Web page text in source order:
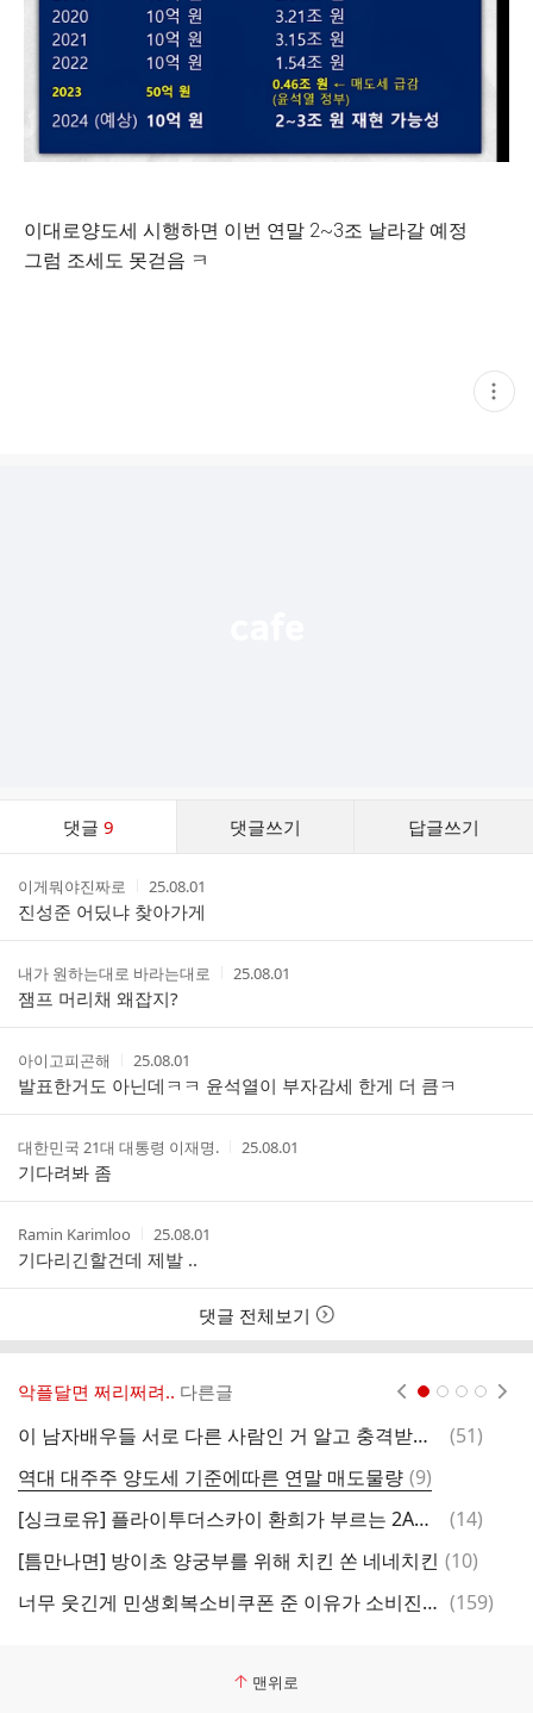
이대로양도세 시행하면 이번 연말 2~3조 날라갈 예정
그럼 조세도 못걷음 ㅋ
현
재
댓글 9 댓글쓰기 답글쓰기
스
작
성
자
이게뭐야진짜로
작
성
시
간
25.08.01
진성준 어딨냐 찾아가게
작
성
자
내가 원하는대로 바라는대로
작
간
25.08.01
잼프 머리채 왜잡지?
작
성
자
아이고피곤해
작
성
시
간
25.08.01
발표한거도 아닌데ㅋㅋ 윤석열이 부자감세 한게 더 큼ㅋ
작
성
자
대한민국 21대 대통령 이재명.
작
간
25.08.01
기다려봐 좀
작
성
자
Ramin Karimloo
작
성
시
간
25.08.01
기다리긴할건데 제발 ..
댓글 전체보기
악플달면 쩌리쩌려.. 다른글
이 남자배우들 서로 다른 사람인 거 알고 충격받음.jpg
댓
(51)
역대 대주주 양도세 기준에따른 연말 매도물량 댓
글
(9)
[싱크로유] 플라이투더스카이 환희가 부르는 2AM ＜친구의 고백＞
댓
(14)
[틈만나면] 방이초 양궁부를 위해 치킨 쏜 네네치킨 댓
(10)
너무 웃긴게 민생회복소비쿠폰 준 이유가 소비진작과 내수활성화인데.twt 댓
(159)
맨위로